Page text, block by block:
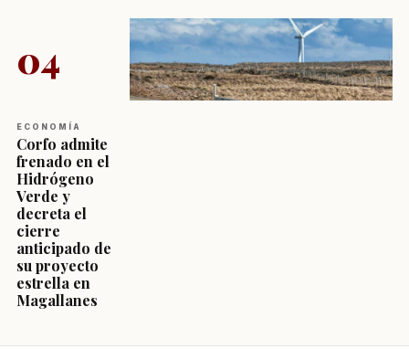
04
ECONOMÍA
Corfo admite
frenado en el
Hidrógeno
Verde y
decreta el
cierre
anticipado de
su proyecto
estrella en
Magallanes